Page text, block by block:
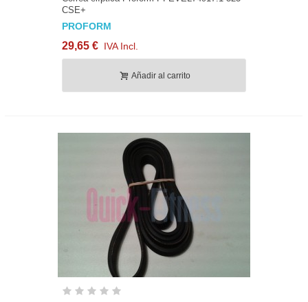
CSE+
PROFORM
29,65 € IVA Incl.
Añadir al carrito